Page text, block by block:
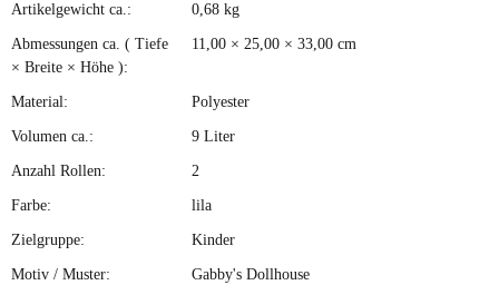
Produkteigenschaft
Wert
Artikelgewicht ca.: 0,68 kg
Abmessungen ca. ( Tiefe
× Breite × Höhe ):
11,00 × 25,00 × 33,00 cm
Material: Polyester
Volumen ca.: 9 Liter
Anzahl Rollen: 2
Farbe: lila
Zielgruppe: Kinder
Motiv / Muster: Gabby's Dollhouse